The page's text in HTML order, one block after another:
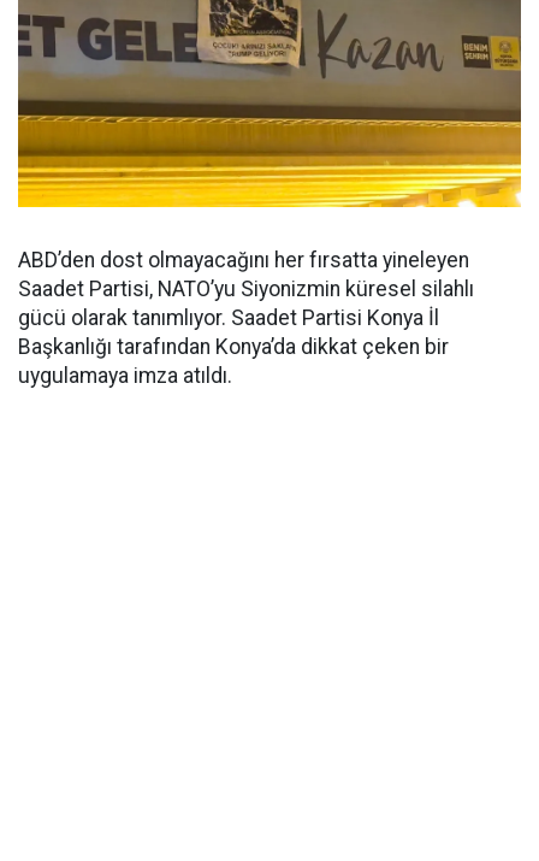
ABD’den dost olmayacağını her fırsatta yineleyen
Saadet Partisi, NATO’yu Siyonizmin küresel silahlı
gücü olarak tanımlıyor. Saadet Partisi Konya İl
Başkanlığı tarafından Konya’da dikkat çeken bir
uygulamaya imza atıldı.